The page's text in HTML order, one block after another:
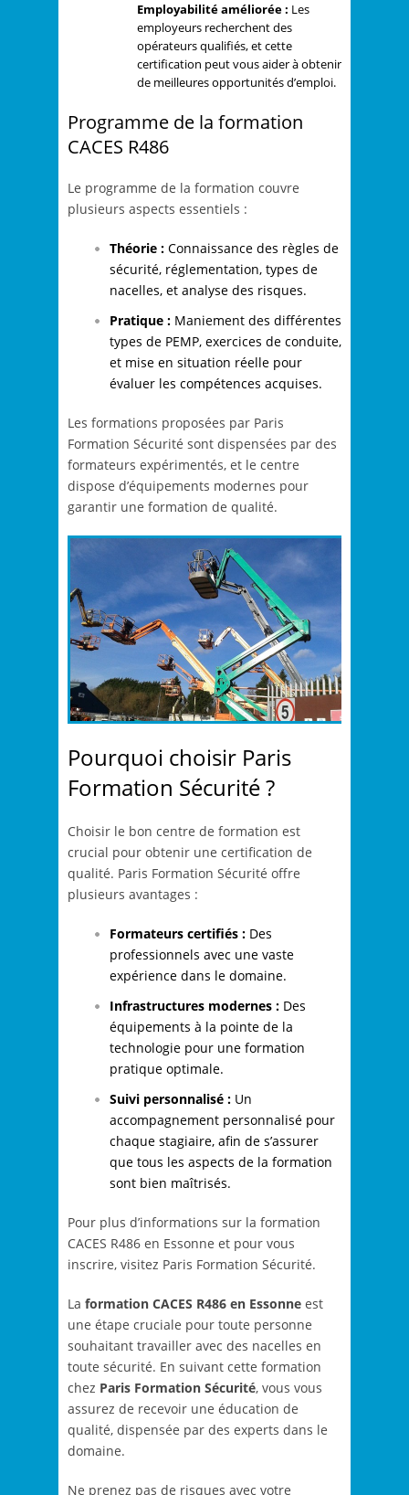
Employabilité améliorée : Les
employeurs recherchent des
opérateurs qualifiés, et cette
certification peut vous aider à obtenir
de meilleures opportunités d’emploi.
Programme de la formation
CACES R486
Le programme de la formation couvre
plusieurs aspects essentiels :
Théorie : Connaissance des règles de
sécurité, réglementation, types de
nacelles, et analyse des risques.
Pratique : Maniement des différentes
types de PEMP, exercices de conduite,
et mise en situation réelle pour
évaluer les compétences acquises.
Les formations proposées par Paris
Formation Sécurité sont dispensées par des
formateurs expérimentés, et le centre
dispose d’équipements modernes pour
garantir une formation de qualité.
Pourquoi choisir Paris
Formation Sécurité ?
Choisir le bon centre de formation est
crucial pour obtenir une certification de
qualité. Paris Formation Sécurité offre
plusieurs avantages :
Formateurs certifiés : Des
professionnels avec une vaste
expérience dans le domaine.
Infrastructures modernes : Des
équipements à la pointe de la
technologie pour une formation
pratique optimale.
Suivi personnalisé : Un
accompagnement personnalisé pour
chaque stagiaire, afin de s’assurer
que tous les aspects de la formation
sont bien maîtrisés.
Pour plus d’informations sur la formation
CACES R486 en Essonne et pour vous
inscrire, visitez Paris Formation Sécurité.
La formation CACES R486 en Essonne est
une étape cruciale pour toute personne
souhaitant travailler avec des nacelles en
toute sécurité. En suivant cette formation
chez Paris Formation Sécurité, vous vous
assurez de recevoir une éducation de
qualité, dispensée par des experts dans le
domaine.
Ne prenez pas de risques avec votre